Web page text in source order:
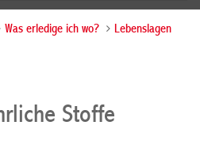
Was erledige ich wo? Lebenslagen
Stoffe